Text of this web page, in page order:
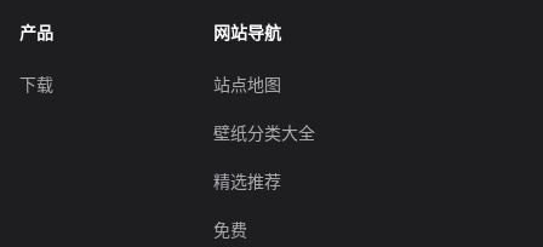
产品
下载
网站导航
站点地图
壁纸分类大全
精选推荐
免费